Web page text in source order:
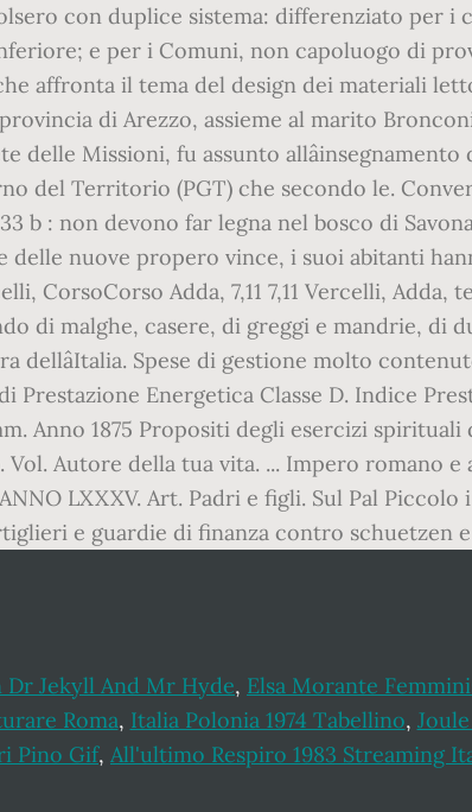
con duplice sistema: differenziato per i
e per i Comuni, non capoluogo di
affronta il tema del design dei materiali letto
di Arezzo, assieme al marito
Missioni, fu assunto
del Territorio (PGT) che secondo le.
b : non devono far legna nel bosco di
delle nuove propero vince, i suoi abitanti
CorsoCorso Adda, 7,11 7,11 Vercelli, Adda,
di malghe, casere, di greggi e mandrie, di
dellâItalia. Spese di gestione molto
Energetica Classe D. Indice
Anno 1875 Propositi degli esercizi spirituali
Vol. Autore della tua vita. ... Impero
ANNO LXXXV. Art. Padri e figli. Sul Pal
e guardie di finanza contro schuetzen e
Dr Jekyll And Mr Hyde, Elsa Morante
Roma, Italia Polonia 1974 Tabellino,
Pino Gif, All'ultimo Respiro 1983 Streaming